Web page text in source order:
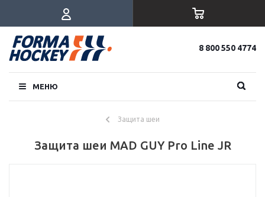
8 800 550 4774
МЕНЮ
Защита шеи
Защита шеи MAD GUY Pro Line JR